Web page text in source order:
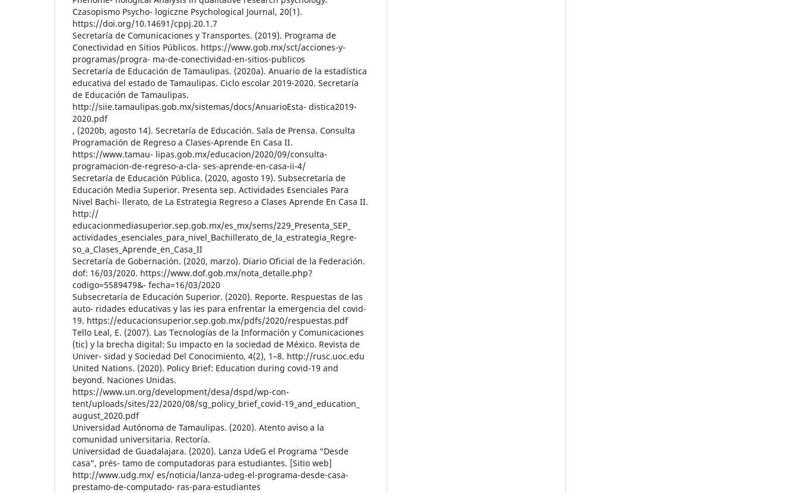
Czasopismo Psycho- logiczne Psychological Journal, 20(1).
https://doi.org/10.14691/cppj.20.1.7
Secretaría de Comunicaciones y Transportes. (2019). Programa de
Conectividad en Sitios Públicos. https://www.gob.mx/sct/acciones-y-
programas/progra- ma-de-conectividad-en-sitios-publicos
Secretaría de Educación de Tamaulipas. (2020a). Anuario de la estadística
educativa del estado de Tamaulipas. Ciclo escolar 2019-2020. Secretaría
de Educación de Tamaulipas.
http://siie.tamaulipas.gob.mx/sistemas/docs/AnuarioEsta- distica2019-
2020.pdf
, (2020b, agosto 14). Secretaría de Educación. Sala de Prensa. Consulta
Programación de Regreso a Clases-Aprende En Casa II.
https://www.tamau- lipas.gob.mx/educacion/2020/09/consulta-
programacion-de-regreso-a-cla- ses-aprende-en-casa-ii-4/
Secretaría de Educación Pública. (2020, agosto 19). Subsecretaría de
Educación Media Superior. Presenta sep. Actividades Esenciales Para
Nivel Bachi- llerato, de La Estrategia Regreso a Clases Aprende En Casa II.
http://
educacionmediasuperior.sep.gob.mx/es_mx/sems/229_Presenta_SEP_
actividades_esenciales_para_nivel_Bachillerato_de_la_estrategia_Regre-
so_a_Clases_Aprende_en_Casa_II
Secretaría de Gobernación. (2020, marzo). Diario Oficial de la Federación.
dof: 16/03/2020. https://www.dof.gob.mx/nota_detalle.php?
codigo=5589479&- fecha=16/03/2020
Subsecretaría de Educación Superior. (2020). Reporte. Respuestas de las
auto- ridades educativas y las ies para enfrentar la emergencia del covid-
19. https://educacionsuperior.sep.gob.mx/pdfs/2020/respuestas.pdf
Tello Leal, E. (2007). Las Tecnologías de la Información y Comunicaciones
(tic) y la brecha digital: Su impacto en la sociedad de México. Revista de
Univer- sidad y Sociedad Del Conocimiento, 4(2), 1–8. http://rusc.uoc.edu
United Nations. (2020). Policy Brief: Education during covid-19 and
beyond. Naciones Unidas.
https://www.un.org/development/desa/dspd/wp-con-
tent/uploads/sites/22/2020/08/sg_policy_brief_covid-19_and_education_
august_2020.pdf
Universidad Autónoma de Tamaulipas. (2020). Atento aviso a la
comunidad universitaria. Rectoría.
Universidad de Guadalajara. (2020). Lanza UdeG el Programa “Desde
casa”, prés- tamo de computadoras para estudiantes. [Sitio web]
http://www.udg.mx/ es/noticia/lanza-udeg-el-programa-desde-casa-
prestamo-de-computado- ras-para-estudiantes